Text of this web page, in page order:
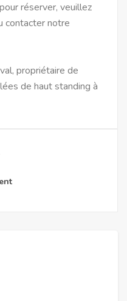
réserver, veuillez
contacter notre
propriétaire de
de haut standing à